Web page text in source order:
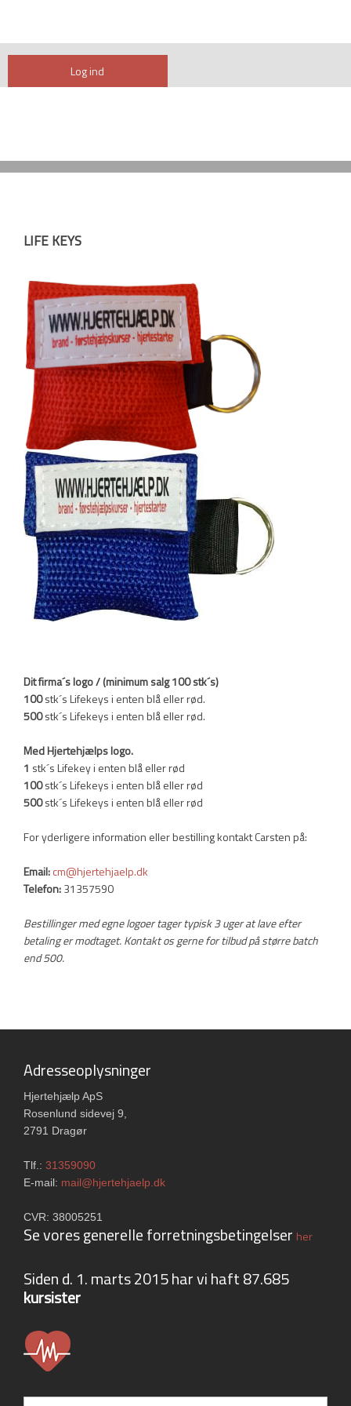
Log ind
LIFE KEYS
Dit firma´s logo​ / (minimum salg 100 stk´s)
​​100stk´s Lifekeys i enten blå eller rød.
500stk´s Lifekeys i enten blå eller rød.
Med Hjertehjælps logo.
​1 stk´s Lifekey i enten blå eller rød
100stk´s Lifekeys i enten blå eller rød
500stk´s Lifekeys i enten blå eller rød
​For yderligere information eller bestilling kontakt Carsten på:
Email:cm@hjertehjaelp.dk
​Telefon:31357590
Bestillinger med egne logoer tager typisk 3 uger at lave efter
betaling er modtaget. Kontakt os gerne for tilbud på større batch
end 500.
​Adresseoplysninger
​Hjertehjælp ApS​
Rosenlund sidevej 9,
2791 Dragør
Tlf.: 31359090
E-mail: mail@hjertehjaelp.dk
CVR: 38​005251
​Se vores generelle forretningsbetingelser her
Siden d. 1. marts 2015 har vi haft 87.685
kursister